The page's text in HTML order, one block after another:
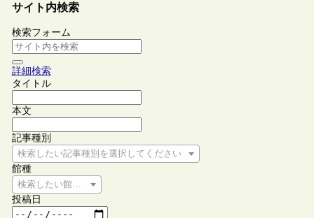
サイト内検索
検索フォーム
詳細検索
タイトル
本文
記事種別
検索したい記事種別を選択してください
館種
検索したい館種を選択してください
投稿日